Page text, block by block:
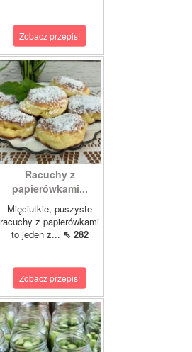
Zobacz przepis!
Racuchy z
papierówkami...
Mięciutkie, puszyste
racuchy z papierówkami
to jeden z... ⇖ 282
Zobacz przepis!